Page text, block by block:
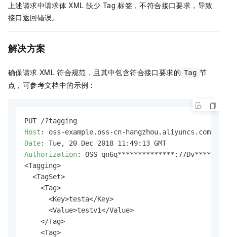
上述请求中请求体 XML 缺少 Tag 标签，不符合接口要求，导致
接口返回错误。
解决方案
确保请求 XML 符合规范，且其中包含符合接口要求的 Tag 节
点，可参考文档中的示例：
Host :
Date:
Authorization: OSS
<Tagging>
  <TagSet>
    <Tag>
      <Key>testa</Key>
      <Value>testv1</Value>
    </Tag>
    <Tag>